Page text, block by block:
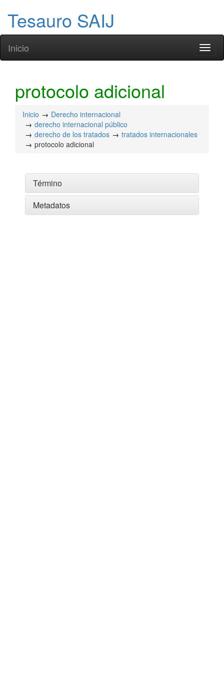
Tesauro SAIJ
Inicio
protocolo adicional
Inicio
Derecho internacional
derecho internacional público
derecho de los tratados
tratados internacionales
protocolo adicional
Término
Metadatos